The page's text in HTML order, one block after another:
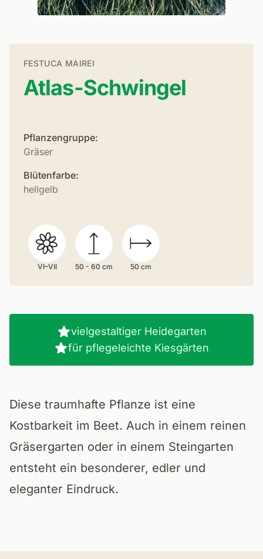
FESTUCA MAIREI
Atlas-Schwingel
Pflanzengruppe:
Gräser
Blütenfarbe:
hellgelb
VI–VII 50 - 60 cm 50 cm
vielgestaltiger Heidegarten
für pflegeleichte Kiesgärten
Diese traumhafte Pflanze ist eine
Kostbarkeit im Beet. Auch in einem reinen
Gräsergarten oder in einem Steingarten
entsteht ein besonderer, edler und
eleganter Eindruck.